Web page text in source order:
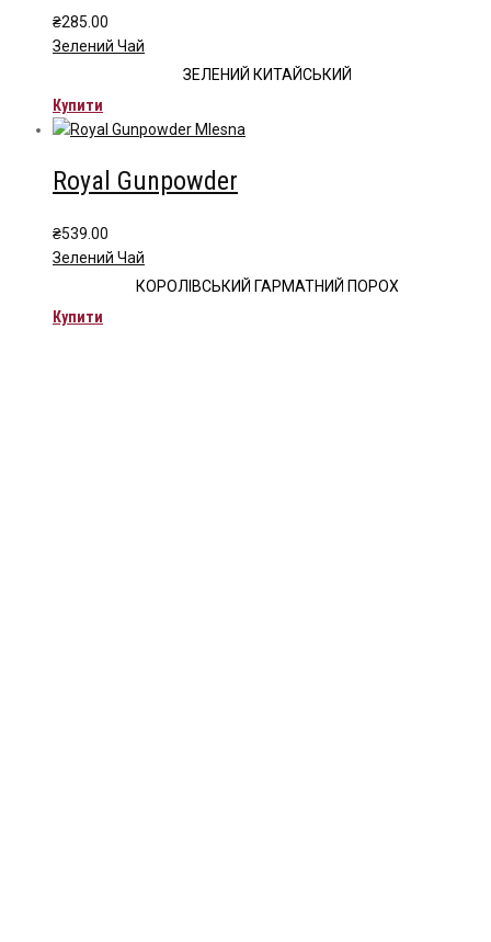
₴285.00
Зелений Чай
ЗЕЛЕНИЙ КИТАЙСЬКИЙ
Купити
Royal Gunpowder
₴539.00
Зелений Чай
КОРОЛІВСЬКИЙ ГАРМАТНИЙ ПОРОХ
Купити